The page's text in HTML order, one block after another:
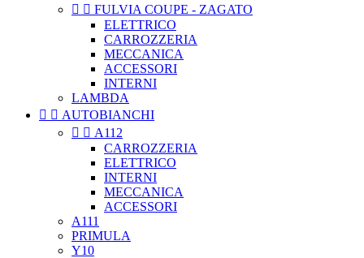
  FULVIA COUPE - ZAGATO
ELETTRICO
CARROZZERIA
MECCANICA
ACCESSORI
INTERNI
LAMBDA
  AUTOBIANCHI
  A112
CARROZZERIA
ELETTRICO
INTERNI
MECCANICA
ACCESSORI
A111
PRIMULA
Y10